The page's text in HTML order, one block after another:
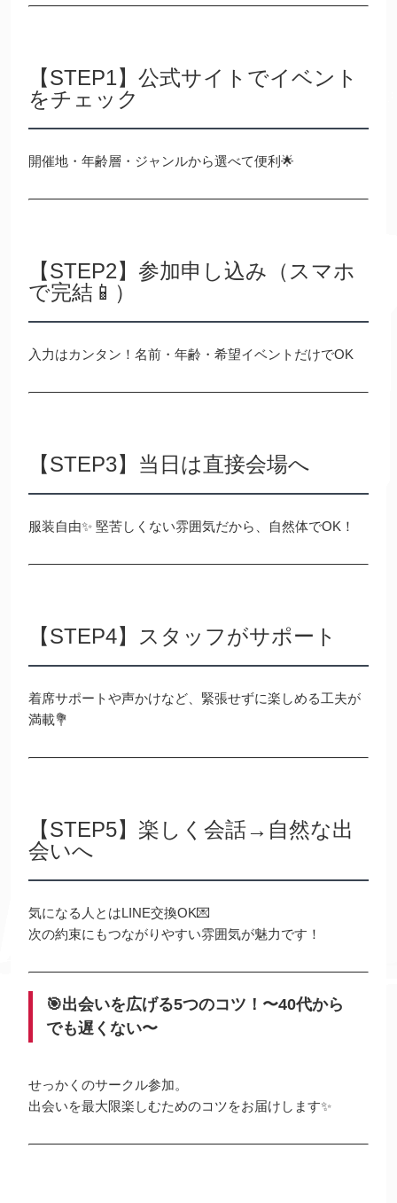
【STEP1】公式サイトでイベント
をチェック
開催地・年齢層・ジャンルから選べて便利🌟
【STEP2】参加申し込み（スマホ
で完結📱）
入力はカンタン！名前・年齢・希望イベントだけでOK
【STEP3】当日は直接会場へ
服装自由✨ 堅苦しくない雰囲気だから、自然体でOK！
【STEP4】スタッフがサポート
着席サポートや声かけなど、緊張せずに楽しめる工夫が
満載💐
【STEP5】楽しく会話→自然な出
会いへ
気になる人とはLINE交換OK💌
次の約束にもつながりやすい雰囲気が魅力です！
🎯出会いを広げる5つのコツ！〜40代から
でも遅くない〜
せっかくのサークル参加。
出会いを最大限楽しむためのコツをお届けします✨